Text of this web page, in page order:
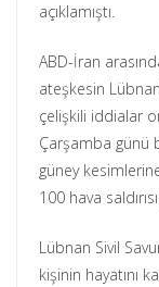
açıklamıştı.
ABD-İran
ateşkesin
çelişkili iddialar
Çarşamba günü
güney
100 hava
Lübnan Sivil
kişinin hayatını